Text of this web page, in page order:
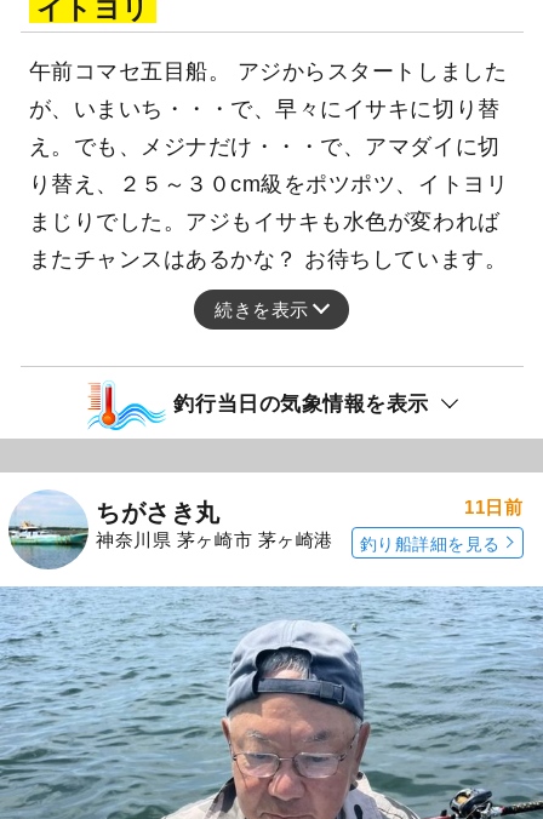
イトヨリ
午前コマセ五目船。 アジからスタートしました
が、いまいち・・・で、早々にイサキに切り替
え。でも、メジナだけ・・・で、アマダイに切
り替え、２５～３０cm級をポツポツ、イトヨリ
まじりでした。アジもイサキも水色が変われば
またチャンスはあるかな？ お待ちしています。
続きを表示
釣行当日の気象情報を表示
ちがさき丸
神奈川県 茅ヶ崎市 茅ヶ崎港
11日前
釣り船詳細を見る